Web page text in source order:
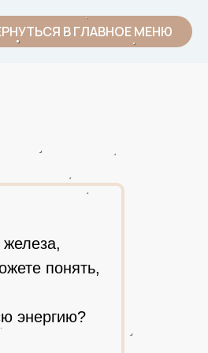
СВЯЗАТЬСЯ
понять,
энергию?
В ГЛАВНОЕ МЕНЮ